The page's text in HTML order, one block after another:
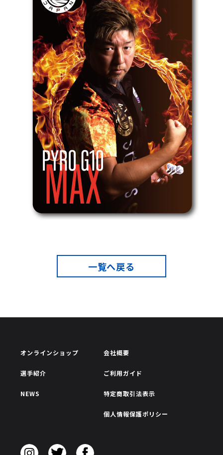
一覧へ戻る
オンラインショップ
選手紹介
NEWS
会社概要
ご利用ガイド
特定商取引法表示
個人情報保護ポリシー